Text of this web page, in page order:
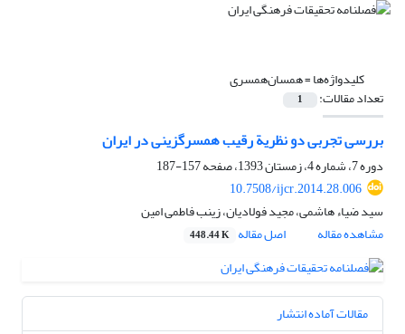
کلیدواژه‌ها =همسان‌همسری
تعداد مقالات: 1
بررسی تجربی دو نظریة رقیب‌ همسرگزینی در‌ ایران
دوره 7، شماره 4، زمستان 1393، صفحه
157-187
10.7508/ijcr.2014.28.006
سید ضیاء هاشمی، مجید فولادیان، زینب فاطمی امین
مشاهده مقاله
اصل مقاله 448.44 K
مقالات آماده انتشار